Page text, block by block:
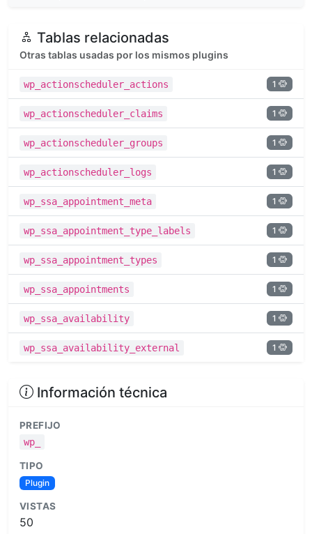
Tablas relacionadas
Otras tablas usadas por los mismos plugins
wp_actionscheduler_actions 1
wp_actionscheduler_claims 1
wp_actionscheduler_groups 1
wp_actionscheduler_logs 1
wp_ssa_appointment_meta 1
wp_ssa_appointment_type_labels 1
wp_ssa_appointment_types 1
wp_ssa_appointments 1
wp_ssa_availability 1
wp_ssa_availability_external 1
Información técnica
PREFIJO
wp_
TIPO
Plugin
VISTAS
50